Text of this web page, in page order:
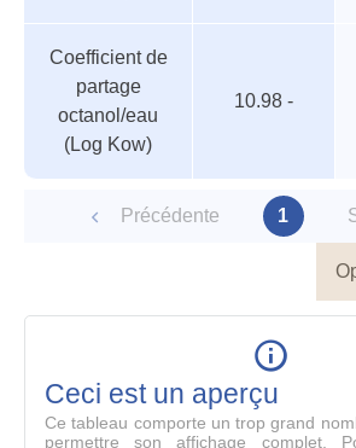
Coefficient de
partage
octanol/eau
(Log Kow)
10.98 -
Précédente 1
Ceci est un aperçu
Ce tableau comporte un trop grand
permettre son affichage complet.